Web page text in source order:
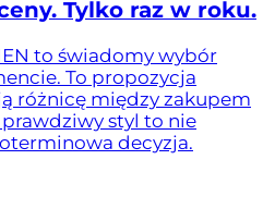
Tylko raz w roku.
to świadomy wybór
To propozycja
różnicę między zakupem
styl to nie
decyzja.